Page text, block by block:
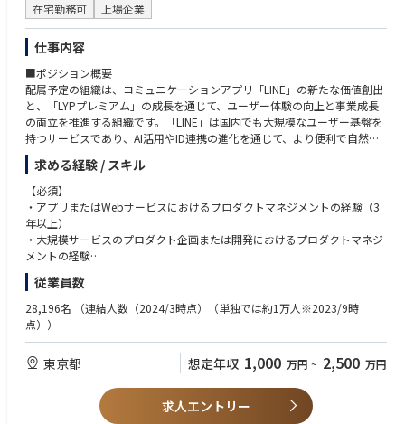
■カテゴリー
・Fashion & Beauty
・3C & Home
・FMCG
在宅勤務可 上場企業
仕事内容
■ポジション概要
配属予定の組織は、コミュニケーションアプリ「LINE」の新たな価値創出
と、「LYPプレミアム」の成長を通じて、ユーザー体験の向上と事業成長
の両立を推進する組織です。「LINE」は国内でも大規模なユーザー基盤を
持つサービスであり、AI活用やID連携の進化を通じて、より便利で自然な
体験を推進しています。
また、「LYPプレミアム」は、ユーザーに継続的な価値を届けながら、今
後の成長を支える重要なサービスの一つです。本ポジションでは、定量・
定性の両面からユーザー課題や事業課題を捉え、プロダクト戦略の立案か
ら企画推進、リリース後のグロースまで一貫して担っていただきます。
多くのユーザーに影響を与えるプロダクトづくりに関わりながら、新しい
価値の創出と事業インパクトの最大化をリードできる点が、この仕事の大
■組織のミッション
「LYPプレミアム」の成長戦略の立案と推進
「LINE」のAI・ID連携領域の価値向上
ユーザー体験の向上につながるプロダクト企画の推進
収益成長につながる新たな価値創出の実現
■主な業務内容
求める経験 / スキル
【必須】
・アプリまたはWebサービスにおけるプロダクトマネジメントの経験（3
年以上）
・大規模サービスのプロダクト企画または開発におけるプロダクトマネジ
メントの経験
・KPIマネジメントの経験
・ビジネス指標に関する数値分析の経験（2年以上）
・自ら課題を設定し、解決を通じて事業インパクトを創出した経験
・事業責任者または事業オーナーの経験
・プロダクト責任者またはプロダクトオーナーの経験
・異なる言語や文化圏のメンバーとの協業経験（2年以上）
・ピープルマネジメントの経験（2年以上）
従業員数
28,196名
（連結人数（2024/3時点）（単独では約1万人※2023/9時
点））
東京都 想定年収 1,000 万円 ~ 2,500 万円
求人エントリー